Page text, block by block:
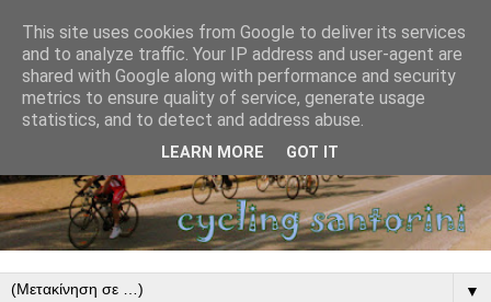
▼
This site uses cookies from Google to deliver its services
and to analyze traffic. Your IP address and user-agent are
shared with Google along with performance and security
metrics to ensure quality of service, generate usage
statistics, and to detect and address abuse.
LEARN MORE GOT IT